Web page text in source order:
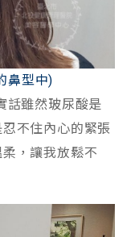
鼻型中)
話雖然玻尿酸是
不住內心的緊張
，讓我放鬆不